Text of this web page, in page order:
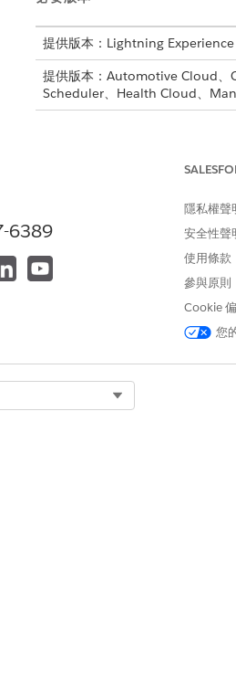
提供版本：Lightning Experience
提供版本：Automotive Cloud
Scheduler、Health Cloud、
動作計畫範本工作彼此不相依
請讓我們知道，以便我們改進！
6389
隱私權聲
安全性聲
使用條款
參與原則
Cookie
您